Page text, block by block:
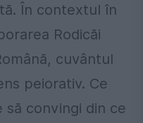
În contextul în
Rodicăi
cuvântul
peiorativ. Ce
convingi din ce